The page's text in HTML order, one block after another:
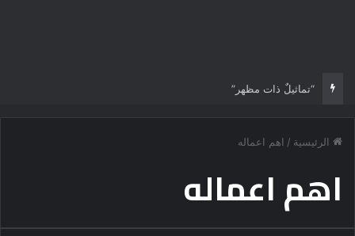
“تماثيلٌ ذات مظهر”
الرئيسية / اهم اعماله
اهم اعماله